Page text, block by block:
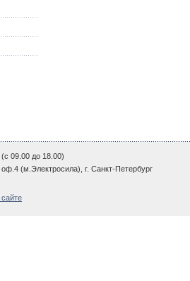
(c 09.00 до 18.00)
(м.Электросила), г. Санкт-Петербург